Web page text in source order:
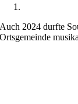
Auch 2024 durfte
Ortsgemeinde